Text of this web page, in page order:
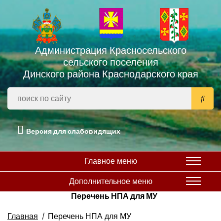
Администрация Красносельского
сельского поселения
Динского района Краснодарского края
Версия для слабовидящих
Главное меню
Дополнительное меню
Перечень НПА для МУ
Главная
Перечень НПА для МУ